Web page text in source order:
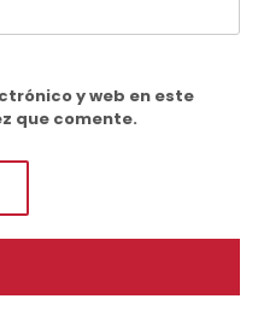
y web en este
que comente.